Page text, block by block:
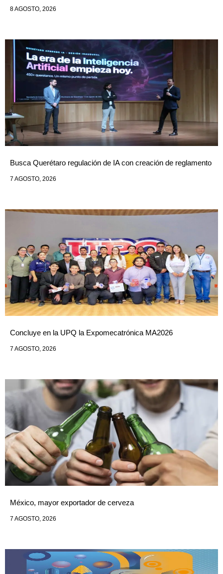
8 AGOSTO, 2026
Busca Querétaro regulación de IA con creación de reglamento
7 AGOSTO, 2026
Concluye en la UPQ la Expomecatrónica MA2026
7 AGOSTO, 2026
México, mayor exportador de cerveza
7 AGOSTO, 2026